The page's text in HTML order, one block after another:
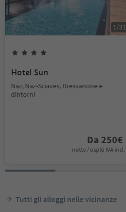
1/31
Hotel Sun
Naz, Naz-Sciaves, Bressanone e
dintorni
Da 250€
notte / ospiti IVA incl.
Tutti gli alloggi nelle vicinanze